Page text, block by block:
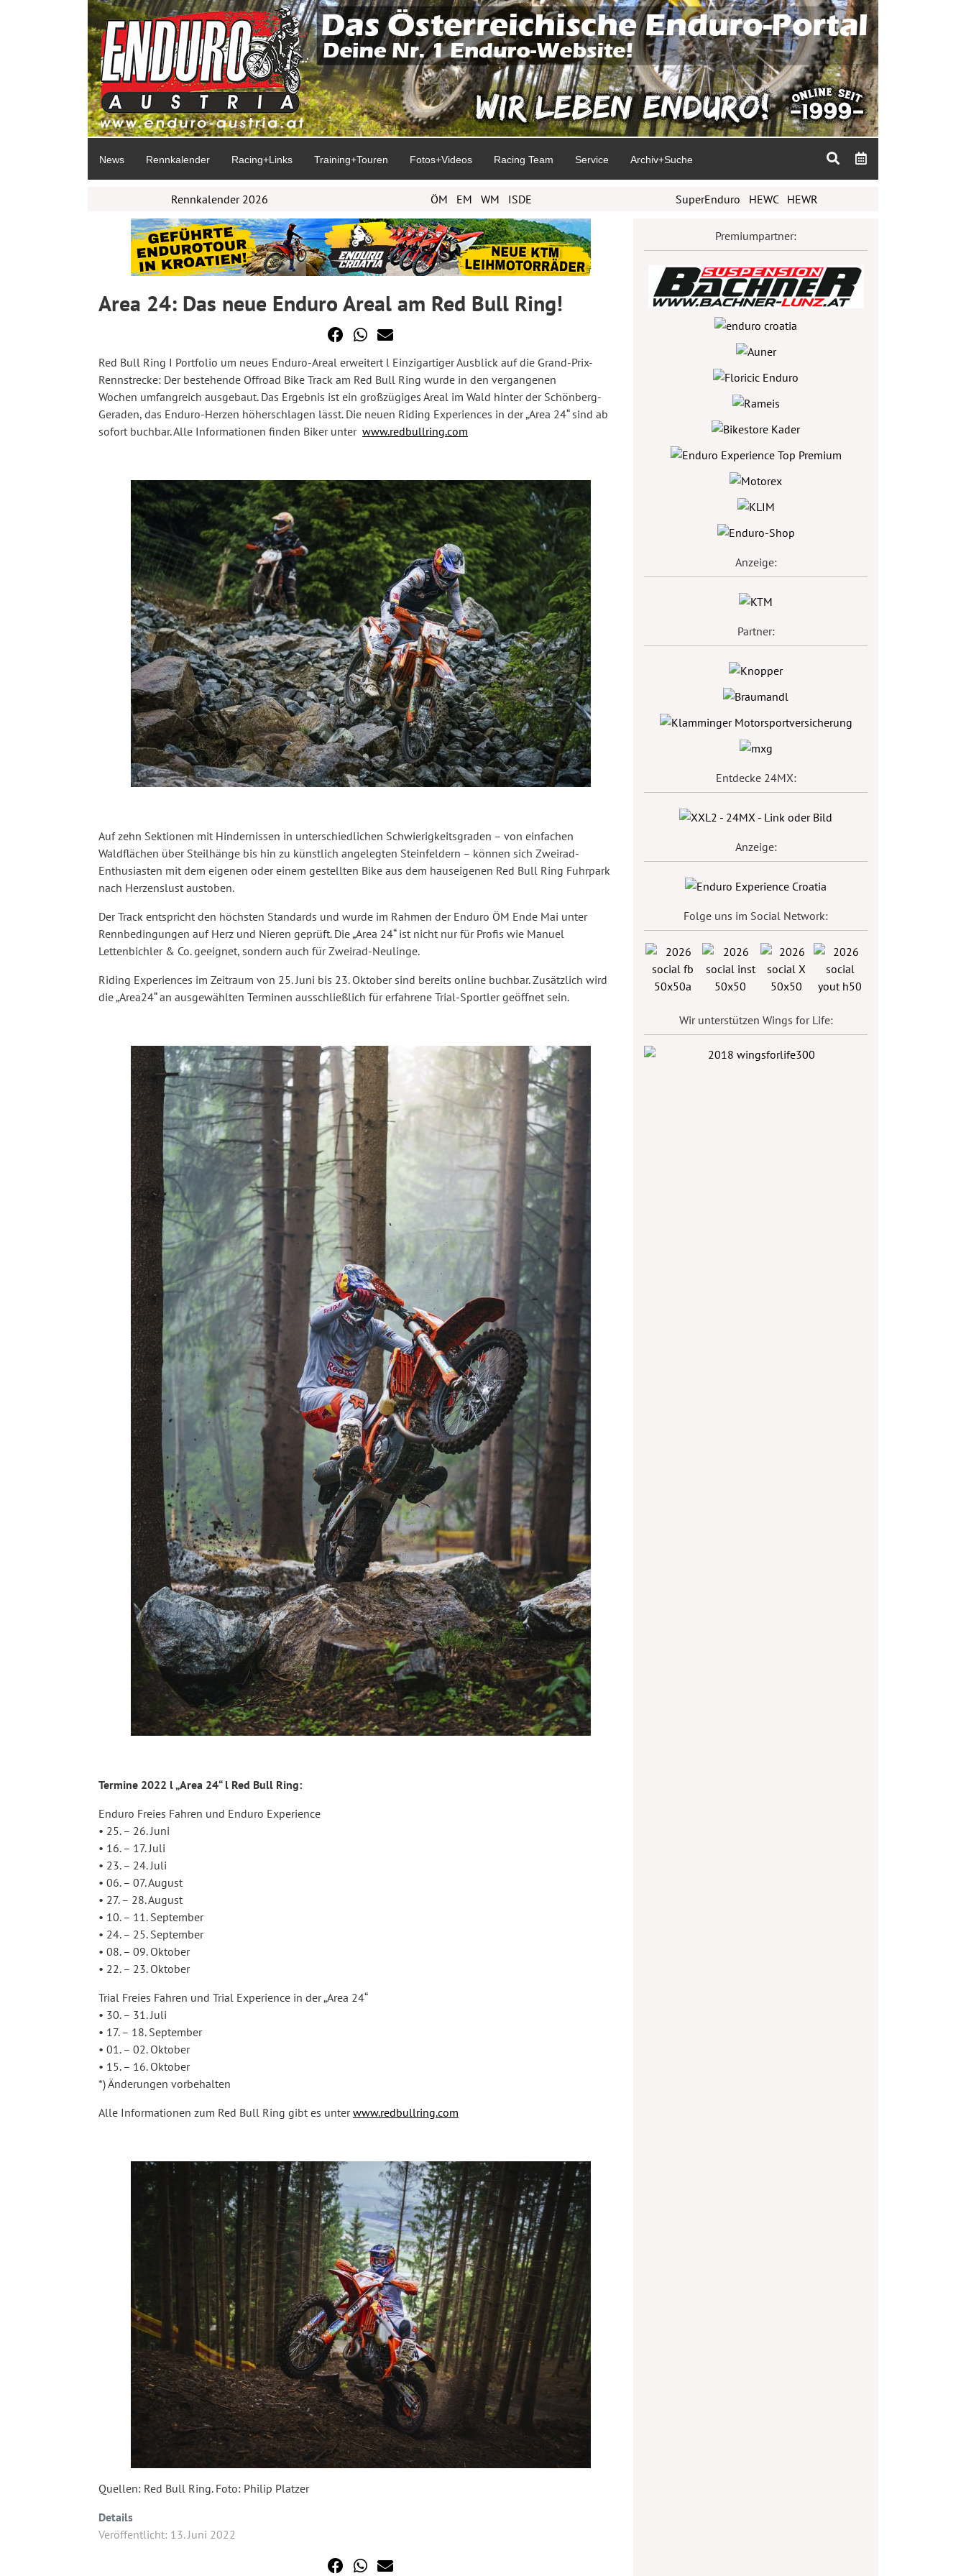
News Rennkalender Racing+Links Training+Touren Fotos+Videos Racing Team Service Archiv+Suche
Rennkalender 2026 ÖM EM WM ISDE SuperEnduro HEWC HEWR
Area 24: Das neue Enduro Areal am Red Bull Ring!
Red Bull Ring I Portfolio um neues Enduro-Areal erweitert l Einzigartiger Ausblick auf die Grand-Prix-
Rennstrecke: Der bestehende Offroad Bike Track am Red Bull Ring wurde in den vergangenen
Wochen umfangreich ausgebaut. Das Ergebnis ist ein großzügiges Areal im Wald hinter der Schönberg-
Geraden, das Enduro-Herzen höherschlagen lässt. Die neuen Riding Experiences in der „Area 24“ sind ab
sofort buchbar. Alle Informationen finden Biker unter www.redbullring.com
Auf zehn Sektionen mit Hindernissen in unterschiedlichen Schwierigkeitsgraden – von einfachen
Waldflächen über Steilhänge bis hin zu künstlich angelegten Steinfeldern – können sich Zweirad-
Enthusiasten mit dem eigenen oder einem gestellten Bike aus dem hauseigenen Red Bull Ring Fuhrpark
nach Herzenslust austoben.
Der Track entspricht den höchsten Standards und wurde im Rahmen der Enduro ÖM Ende Mai unter
Rennbedingungen auf Herz und Nieren geprüft. Die „Area 24“ ist nicht nur für Profis wie Manuel
Lettenbichler & Co. geeignet, sondern auch für Zweirad-Neulinge.
Riding Experiences im Zeitraum von 25. Juni bis 23. Oktober sind bereits online buchbar. Zusätzlich wird
die „Area24“ an ausgewählten Terminen ausschließlich für erfahrene Trial-Sportler geöffnet sein.
Termine 2022 l „Area 24“ l Red Bull Ring:
Enduro Freies Fahren und Enduro Experience
• 25. – 26. Juni
• 16. – 17. Juli
• 23. – 24. Juli
• 06. – 07. August
• 27. – 28. August
• 10. – 11. September
• 24. – 25. September
• 08. – 09. Oktober
• 22. – 23. Oktober
Trial Freies Fahren und Trial Experience in der „Area 24“
• 30. – 31. Juli
• 17. – 18. September
• 01. – 02. Oktober
• 15. – 16. Oktober
*) Änderungen vorbehalten
Alle Informationen zum Red Bull Ring gibt es unterwww.redbullring.com
Quellen: Red Bull Ring. Foto: Philip Platzer
Details
Veröffentlicht: 13. Juni 2022
Premiumpartner:
Anzeige:
Partner:
Entdecke 24MX:
Anzeige:
Folge uns im Social Network:
Wir unterstützen Wings for Life: